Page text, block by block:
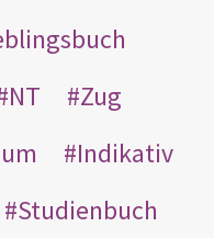
NT
Zug
Indikativ
Studienbuch